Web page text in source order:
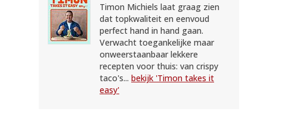
Timon Michiels laat graag zien
dat topkwaliteit en eenvoud
perfect hand in hand gaan.
Verwacht toegankelijke maar
onweerstaanbaar lekkere
recepten voor thuis: van crispy
taco's... bekijk 'Timon takes it
easy'